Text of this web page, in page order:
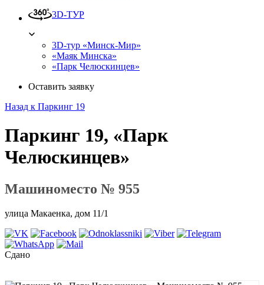
3D-ТУР
3D-тур «Минск-Мир»
«Маяк Минска»
«Парк Челюскинцев»
Оставить заявку
Назад к Паркинг 19
Паркинг 19, «Парк
Челюскинцев»
Машиноместо № 955
улица Макаенка, дом 11/1
Сдано